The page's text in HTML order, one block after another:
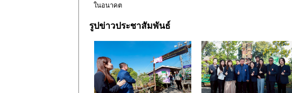
ในอนาคต
รูปข่าวประชาสัมพันธ์